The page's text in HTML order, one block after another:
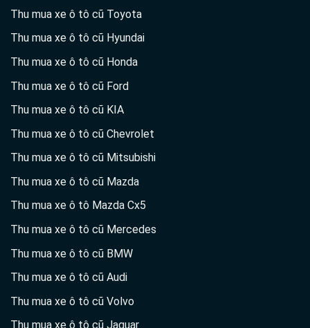
Thu mua xe ô tô cũ Toyota
Thu mua xe ô tô cũ Hyundai
Thu mua xe ô tô cũ Honda
Thu mua xe ô tô cũ Ford
Thu mua xe ô tô cũ KIA
Thu mua xe ô tô cũ Chevrolet
Thu mua xe ô tô cũ Mitsubishi
Thu mua xe ô tô cũ Mazda
Thu mua xe ô tô Mazda Cx5
Thu mua xe ô tô cũ Mercedes
Thu mua xe ô tô cũ BMW
Thu mua xe ô tô cũ Audi
Thu mua xe ô tô cũ Volvo
Thu mua xe ô tô cũ Jaguar